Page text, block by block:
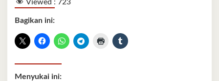
Viewed : 723
Bagikan ini:
Menyukai ini: